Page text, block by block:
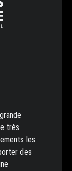
très
les
des